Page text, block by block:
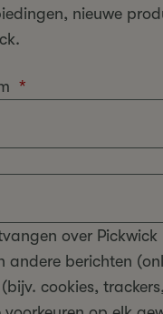
nieuwe
over Pickwick
berichten
cookies, trackers,